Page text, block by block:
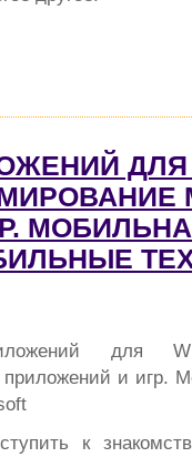
ДЛЯ
для
и игр.
к